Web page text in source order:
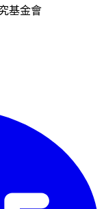
基金會